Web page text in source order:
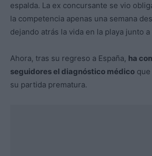
espalda. La ex concursante se vio
la competencia apenas una semana
dejando atrás la vida en la playa junto
Ahora, tras su regreso a España, ha
seguidores el diagnóstico médico
su partida prematura.